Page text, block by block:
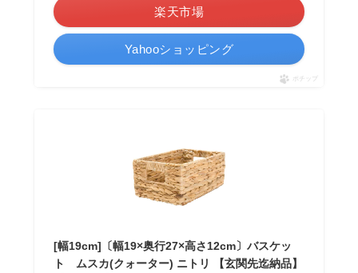
楽天市場
Yahooショッピング
ポチップ
[幅19cm]〔幅19×奥行27×高さ12cm〕バスケッ
ト ムスカ(クォーター) ニトリ 【玄関先迄納品】